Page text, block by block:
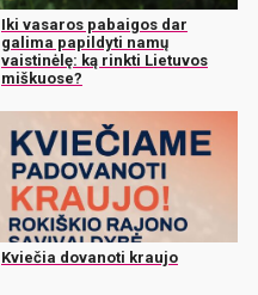
Iki vasaros pabaigos dar
galima papildyti namų
vaistinėlę: ką rinkti Lietuvos
miškuose?
Kviečia dovanoti kraujo